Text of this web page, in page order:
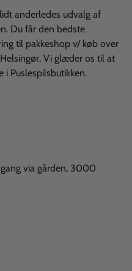
anderledes udvalg af
Du får den bedste
til pakkeshop v/ køb over
Vi glæder os til at
Puslespilsbutikken.
via gården, 3000